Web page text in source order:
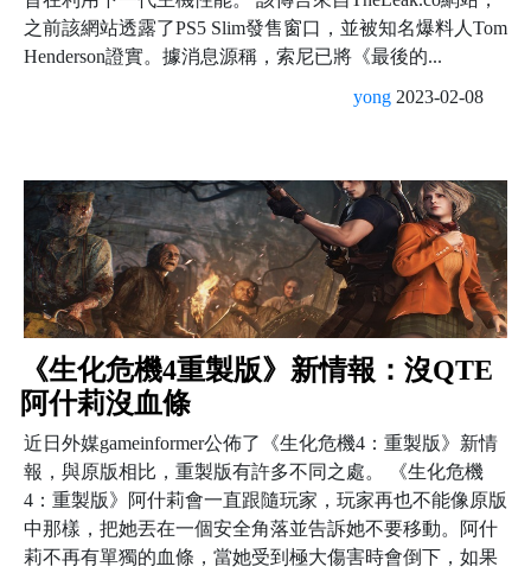
之前該網站透露了PS5 Slim發售窗口，並被知名爆料人Tom
Henderson證實。據消息源稱，索尼已將《最後的...
yong 2023-02-08
《生化危機4重製版》新情報：沒QTE
阿什莉沒血條
近日外媒gameinformer公佈了《生化危機4：重製版》新情
報，與原版相比，重製版有許多不同之處。 《生化危機
4：重製版》阿什莉會一直跟隨玩家，玩家再也不能像原版
中那樣，把她丟在一個安全角落並告訴她不要移動。阿什
莉不再有單獨的血條，當她受到極大傷害時會倒下，如果